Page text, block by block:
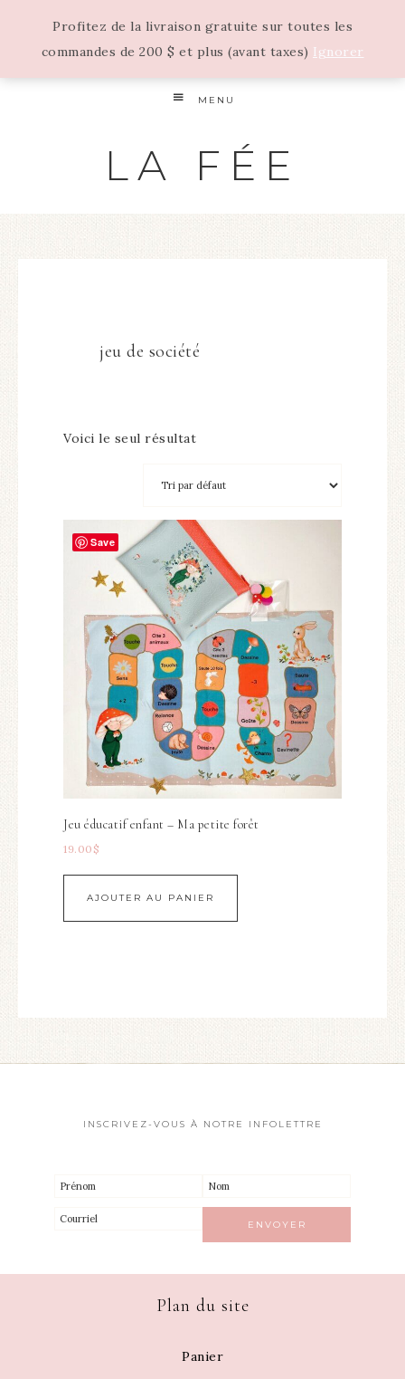
Profitez de la livraison gratuite sur toutes les
commandes de 200 $ et plus (avant taxes) Ignorer
MENU
LA FÉE
jeu de société
Voici le seul résultat
Save
Jeu éducatif enfant – Ma petite forêt
19.00 $
AJOUTER AU PANIER
INSCRIVEZ-VOUS À NOTRE INFOLETTRE
Plan du site
Panier